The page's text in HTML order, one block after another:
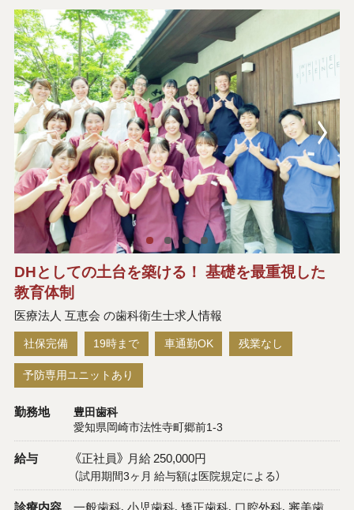
DHとしての土台を築ける！ 基礎を最重視した
教育体制
医療法人 互恵会 の歯科衛生士求人情報
社保完備 19時まで 車通勤OK 残業なし
予防専用ユニットあり
勤務地 豊田歯科
愛知県岡崎市法性寺町郷前1-3
給与 《正社員》 月給 250,000円
（試用期間3ヶ月 給与額は医院規定による）